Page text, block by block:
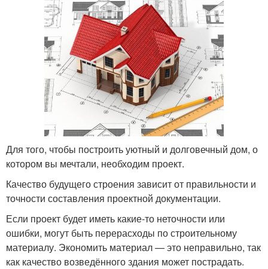
Для того, чтобы построить уютный и долговечный дом, о
котором вы мечтали, необходим проект.
Качество будущего строения зависит от правильности и
точности составления проектной документации.
Если проект будет иметь какие-то неточности или
ошибки, могут быть перерасходы по строительному
материалу. Экономить материал — это неправильно, так
как качество возведённого здания может пострадать.